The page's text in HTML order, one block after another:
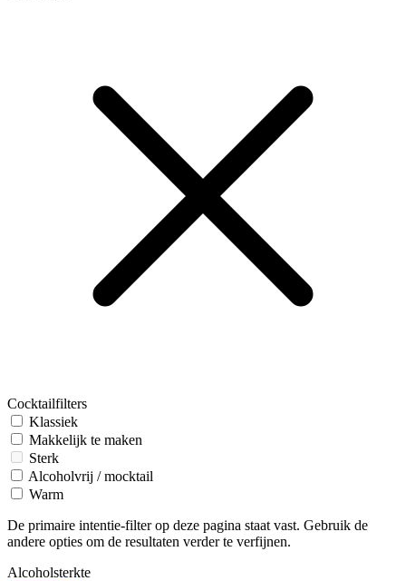
Cocktailfilters
Klassiek
Makkelijk te maken
Sterk
Alcoholvrij / mocktail
Warm
De primaire intentie-filter op deze pagina staat vast. Gebruik de
andere opties om de resultaten verder te verfijnen.
Alcoholsterkte